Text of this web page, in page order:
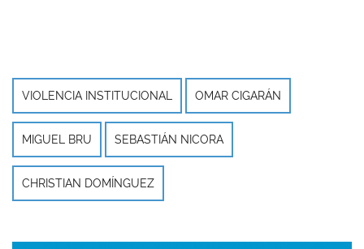
VIOLENCIA INSTITUCIONAL OMAR CIGARÁN
MIGUEL BRU SEBASTIÁN NICORA
CHRISTIAN DOMÍNGUEZ